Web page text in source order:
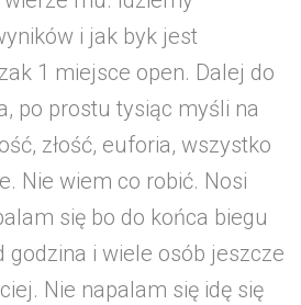
i jak byk jest
1 miejsce open. Dalej do
po prostu tysiąc myśli na
złość, euforia, wszystko
Nie wiem co robić. Nosi
się bo do końca biegu
godzina i wiele osób jeszcze
Nie napalam się idę się